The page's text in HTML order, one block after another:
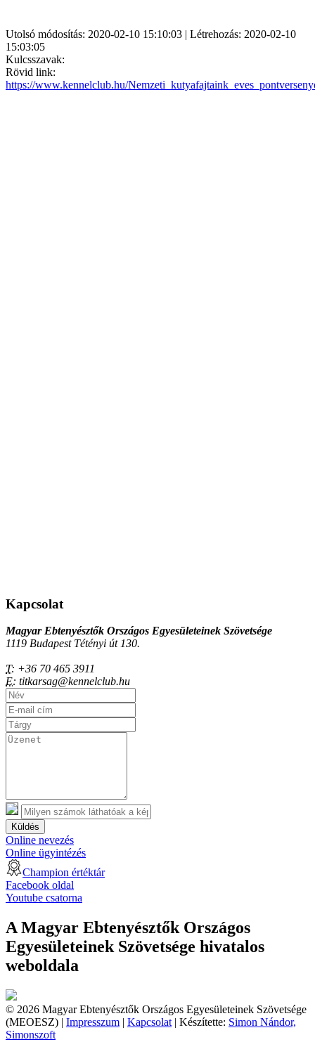
Utolsó módosítás: 2020-02-10 15:10:03 | Létrehozás: 2020-02-10
15:03:05
Kulcsszavak:
Rövid link:
https://www.kennelclub.hu/
Kapcsolat
Magyar Ebtenyésztők Országos Egyesületeinek Szövetsége
1119 Budapest Tétényi út 130.
T: +36 70 465 3911
E: titkarsag@kennelclub.hu
Küldés
Online nevezés
Online ügyintézés
Champion értéktár
Facebook oldal
Youtube csatorna
A Magyar Ebtenyésztők Országos
Egyesületeinek Szövetsége hivatalos
weboldala
© 2026 Magyar Ebtenyésztők Országos Egyesületeinek Szövetsége
(MEOESZ) | Impresszum | Kapcsolat | Készítette: Simon Nándor,
Simonszoft